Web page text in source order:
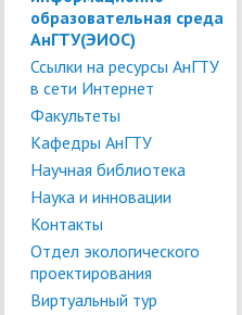
образовательная среда
АнГТУ(ЭИОС)
Ссылки на ресурсы АнГТУ
в сети Интернет
Факультеты
Кафедры АнГТУ
Научная библиотека
Наука и инновации
Контакты
Отдел экологического
проектирования
Виртуальный тур